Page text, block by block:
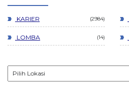
KARIER 2984
LOMBA 14